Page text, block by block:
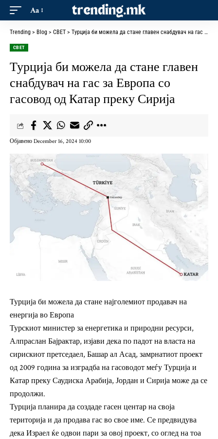
Aa
Trending > Blog > СВЕТ > Турција би можела да стане главен снабдувач на гас за Европа со гасовод од Катар преку Сирија
СВЕТ
Турција би можела да стане главен
снабдувач на гас за Европа со
гасовод од Катар преку Сирија
Објавено December 16, 2024 10:00
Турција би можела да стане најголемиот продавач на
енергија во Европа
Турскиот министер за енергетика и природни ресурси,
Алпраслан Бајрактар, ​​изјави дека по падот на власта на
сирискиот претседаел, Башар ал Асад, замрнатиот проект
од 2009 година за изградба на гасоводот меѓу Турција и
Катар преку Саудиска Арабија, Јордан и Сирија може да се
продолжи.
Турција планира да создаде гасен центар на своја
територија и да продава гас во свое име. Се предвидува
дека Израел ќе одвои пари за овој проект, со оглед на тоа